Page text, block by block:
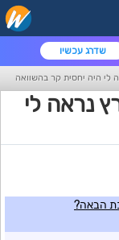
שדרג עכשיו
נראה לי